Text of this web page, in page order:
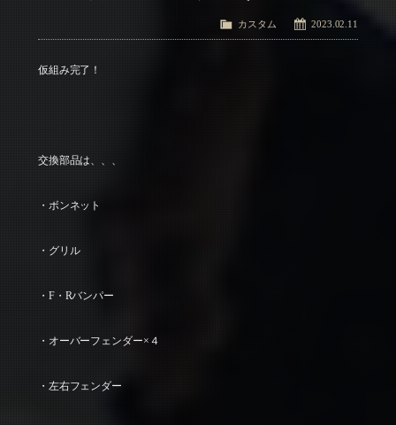
2023.02.11
カスタム
仮組み完了！
交換部品は、、、
・ボンネット
・グリル
・F・Rバンパー
・オーバーフェンダー×４
・左右フェンダー